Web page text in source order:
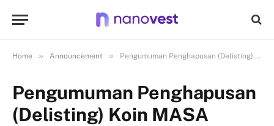
Home » Announcement » Pengumuman Penghapusan (Delisting) Koin MASA
Pengumuman Penghapusan
(Delisting) Koin MASA